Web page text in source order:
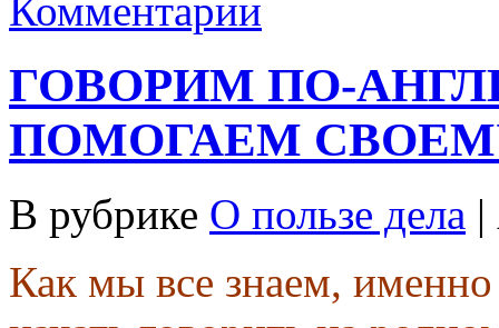
Комментарии
ГОВОРИМ ПО-
ПОМОГАЕМ
В рубрике О пользе дела
Как мы все знаем,